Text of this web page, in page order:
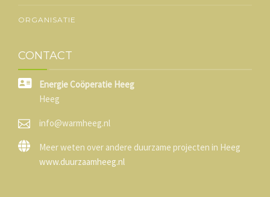
ORGANISATIE
CONTACT
Energie Coöperatie Heeg
Heeg
info@warmheeg.nl
Meer weten over andere duurzame projecten in Heeg
www.duurzaamheeg.nl